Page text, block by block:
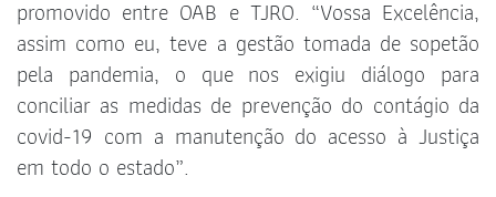
promovido entre OAB e TJRO. “Vossa Excelência,
assim como eu, teve a gestão tomada de sopetão
pela pandemia, o que nos exigiu diálogo para
conciliar as medidas de prevenção do contágio da
covid-19 com a manutenção do acesso à Justiça
em todo o estado”.